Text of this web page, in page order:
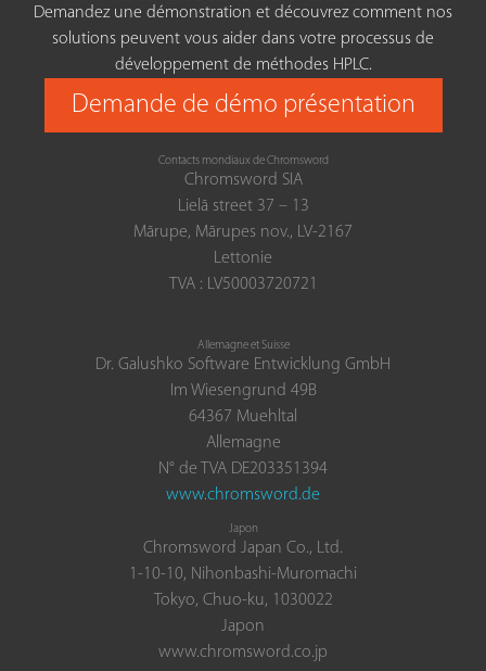
Demandez une démonstration et découvrez comment nos
solutions peuvent vous aider dans votre processus de
développement de méthodes HPLC.
Demande de démo présentation
Contacts mondiaux de Chromsword
Chromsword SIA
Lielā street 37 – 13
Mārupe, Mārupes nov., LV-2167
Lettonie
TVA : LV50003720721
Allemagne et Suisse
Dr. Galushko Software Entwicklung GmbH
Im Wiesengrund 49B
64367 Muehltal
Allemagne
N° de TVA DE203351394
www.chromsword.de
Japon
Chromsword Japan Co., Ltd.
1-10-10, Nihonbashi-Muromachi
Tokyo, Chuo-ku, 1030022
Japon
www.chromsword.co.jp